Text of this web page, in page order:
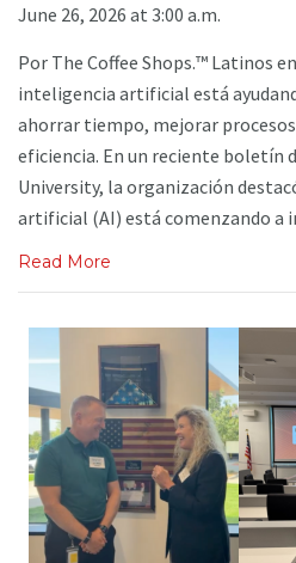
June 26, 2026 at 3:00 a.m.
Por The Coffee Shops.™ Latinos
inteligencia artificial está
ahorrar tiempo, mejorar
eficiencia. En un reciente boletín
University, la organización
artificial (AI) está comenzando a
Read More